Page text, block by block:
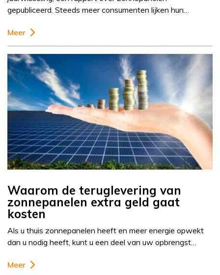
gepubliceerd. Steeds meer consumenten lijken hun…
Meer
Waarom de teruglevering van
zonnepanelen extra geld gaat
kosten
Als u thuis zonnepanelen heeft en meer energie opwekt
dan u nodig heeft, kunt u een deel van uw opbrengst…
Meer